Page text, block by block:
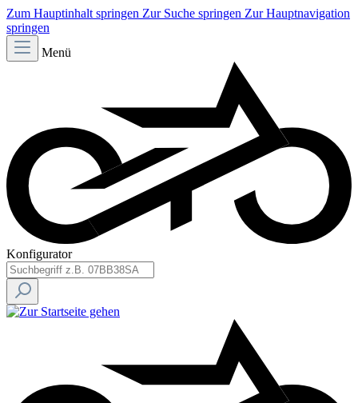
Zum Hauptinhalt springen Zur Suche springen Zur Hauptnavigation
springen
Menü
Konfigurator